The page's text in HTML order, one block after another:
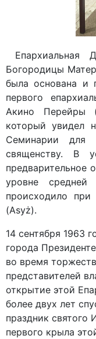
Епархиальная
Богородицы
была основана и
первого
Акино Перейры
который увидел
Семинарии для
священству. В
предварительное
уровне средней
происходило при
(Asyż).
14 сентября 1963
города
во время
представителей
открытие этой
более двух лет
праздник святого
первого крыла